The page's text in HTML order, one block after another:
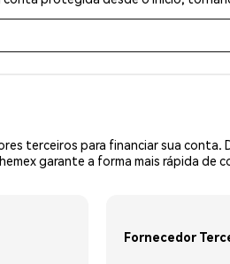
terceiros para financiar sua conta.
garante a forma mais rápida de
Fornecedor